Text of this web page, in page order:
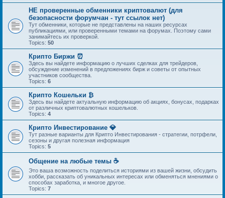
НЕ проверенные обменники криптовалют (для
безопасности форумчан - тут ссылок нет)
Тут обменники, которые не представлены на наших ресурсах
публикациями, или проверенными темами на форумах. Поэтому сами
занимайтесь их проверкой.
Topics: 50
Крипто Биржи ⏰
Здесь вы найдете информацию о лучших сделках для трейдеров,
обсуждение изменений в предложениях бирж и советы от опытных
участников сообщества.
Topics: 6
Крипто Кошельки ₿
Здесь вы найдете актуальную информацию об акциях, бонусах, подарках
от различных криптовалютных кошельков.
Topics: 4
Крипто Инвестирование 💎
Тут разные варианты для Крипто Инвестирования - стратегии, потрфели,
сезоны и другая полезная информация
Topics: 5
Общение на любые темы ☕
Это ваша возможность поделиться историями из вашей жизни, обсудить
хобби, рассказать об уникальных интересах или обменяться мнениями о
способах заработка, и многое другое.
Topics: 7